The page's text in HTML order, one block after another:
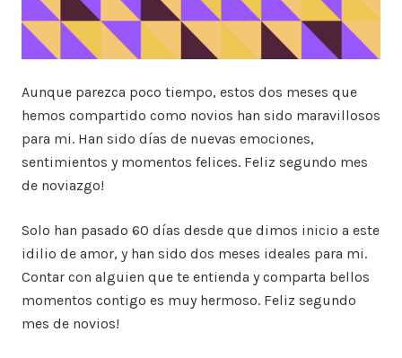
Aunque parezca poco tiempo, estos dos meses que
hemos compartido como novios han sido maravillosos
para mi. Han sido días de nuevas emociones,
sentimientos y momentos felices. Feliz segundo mes
de noviazgo!
Solo han pasado 60 días desde que dimos inicio a este
idilio de amor, y han sido dos meses ideales para mi.
Contar con alguien que te entienda y comparta bellos
momentos contigo es muy hermoso. Feliz segundo
mes de novios!